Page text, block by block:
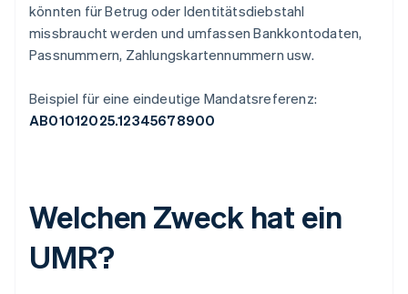
könnten für Betrug oder Identitätsdiebstahl
missbraucht werden und umfassen Bankkontodaten,
Passnummern, Zahlungskartennummern usw.
Beispiel für eine eindeutige Mandatsreferenz:
AB01012025.12345678900
Welchen Zweck hat ein
UMR?